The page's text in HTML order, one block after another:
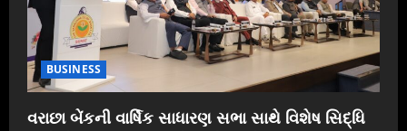
BUSINESS
વરાછા બેંકની વાર્ષિક સાધારણ સભા સાથે વિશેષ સિદ્ધિ